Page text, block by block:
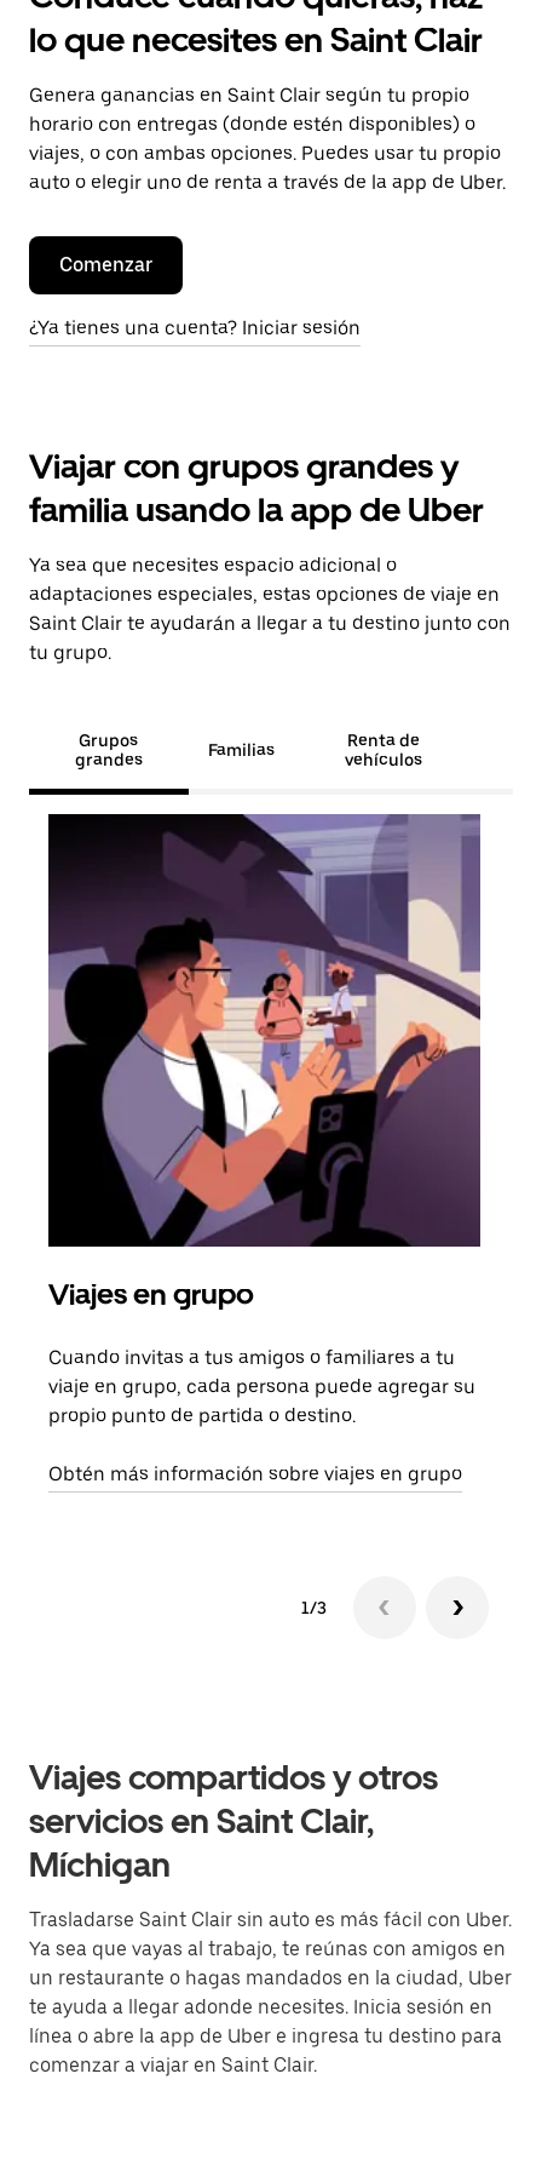
lo que necesites en Saint Clair
Genera ganancias en Saint Clair según tu propio
horario con entregas (donde estén disponibles) o
viajes, o con ambas opciones. Puedes usar tu propio
auto o elegir uno de renta a través de la app de Uber.
Comenzar
¿Ya tienes una cuenta? Iniciar sesión
Viajar con grupos grandes y
familia usando la app de Uber
Ya sea que necesites espacio adicional o
adaptaciones especiales, estas opciones de viaje en
Saint Clair te ayudarán a llegar a tu destino junto con
tu grupo.
Grupos
grandes
Familias
Renta de
vehículos
Viajes en grupo
Cuando invitas a tus amigos o familiares a tu
viaje en grupo, cada persona puede agregar su
propio punto de partida o destino.
Obtén más información sobre viajes en grupo
1/3
Viajes compartidos y otros
servicios en Saint Clair,
Míchigan
Trasladarse Saint Clair sin auto es más fácil con Uber.
Ya sea que vayas al trabajo, te reúnas con amigos en
un restaurante o hagas mandados en la ciudad, Uber
te ayuda a llegar adonde necesites. Inicia sesión en
línea o abre la app de Uber e ingresa tu destino para
comenzar a viajar en Saint Clair.